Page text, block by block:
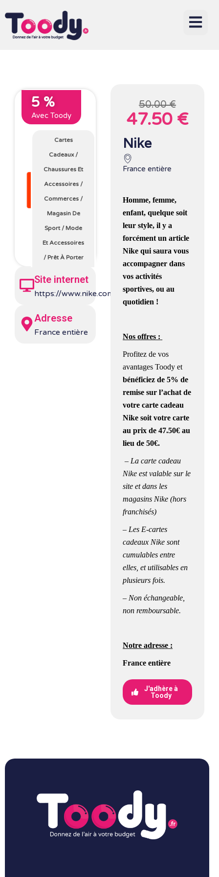
5 %
Avec Toody
Cartes
Cadeaux/
Chaussures Et
Accessoires /
Commerces /
Magasin De
Sport /Mode
Et Accessoires
/Prêt À Porter
Site internet
https://www.nike.com/fr/
Adresse
France entière
50.00 €
47.50 €
Nike
France entière
Homme, femme,
enfant, quelque soit
leur style, il y a
forcément un article
Nike qui saura vous
accompagner dans
vos activités
sportives, ou au
quotidien !
Nos offres :
Profitez de vos
avantages Toody et
bénéficiez de5% de
remise sur l’achat de
votre carte cadeau
Nike soit votre carte
au prix de47.50€au
lieu de50€.
– La carte cadeau
Nike est valable sur le
site et dans les
magasins Nike (hors
franchisés)
– Les E-cartes
cadeaux Nike sont
cumulables entre
elles, et utilisables en
plusieurs fois.
– Non échangeable,
non remboursable.
Notre adresse :
France entière
J'adhère à
Toody